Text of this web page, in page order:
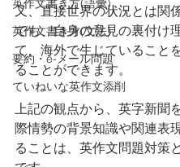
英作文書き方(語彙)
英作文書き方(文法)
要約・e-メール問題
ていねいな英作文添削
又、直接世界の状況とは関
でも、自身の意見の裏付け
て、海外で生じていること
ることができます。
上記の観点から、英字新聞
際情勢の背景知識や関連表
ることは、英作文問題対策